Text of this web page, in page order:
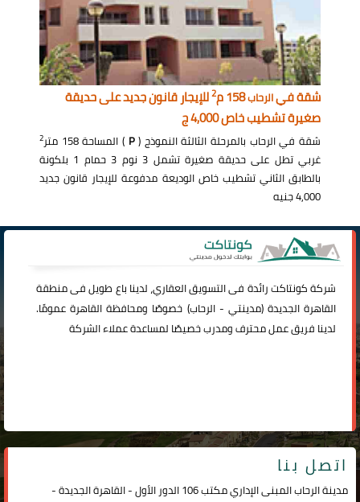
شقة فيالرحاب158 م 2للإيجار قانون جديد على حديقة
صغيرة تشطيب خاص 4,000 ج
شقة في الرحاب بالمرحلة الثالثة النموذج (P ) المساحة 158 متر 2
غربي تطل على حديقة صغيرة تشمل 3 نوم 3 حمام 1 بلكونة
بالطابق الثاني تشطيب خاص الوديعة مدفوعة للإيجار قانون جديد
4,000 جنيه
شركةكونتاكترائدة فى التسويق العقاري، لدينا باع طويل فى منطقة
القاهرة الجديدة (مدينتي -الرحاب) خصوصًا ومحافظة القاهرة عمومًا.
لدينا فريق عمل محترف ومدرب خصيصًا لمساعدة عملاء الشركة
اتصل بنا
مدينة الرحاب المبنى الإداري مكتب 106 الدور الأول - القاهرة الجديدة -